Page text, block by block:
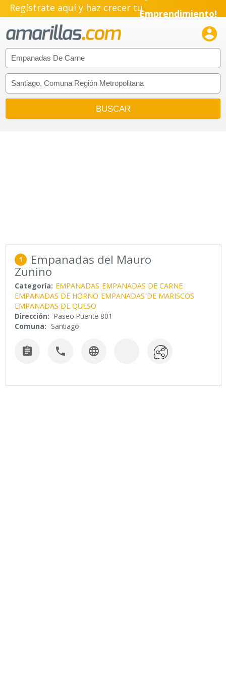
Regístrate aquí y haz crecer tuEmprendimiento!

1 Empanadas del Mauro
Zunino
Categoría: EMPANADAS EMPANADAS DE CARNE
EMPANADAS DE HORNO EMPANADAS DE MARISCOS
EMPANADAS DE QUESO
Dirección: Paseo Puente 801
Comuna: Santiago
  